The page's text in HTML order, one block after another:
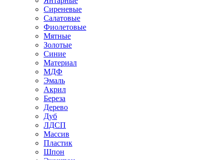
Сиреневые
Салатовые
Фиолетовые
Мятные
Золотые
Синие
Материал
МДФ
Эмаль
Акрил
Береза
Дерево
Дуб
ЛДСП
Массив
Пластик
Шпон